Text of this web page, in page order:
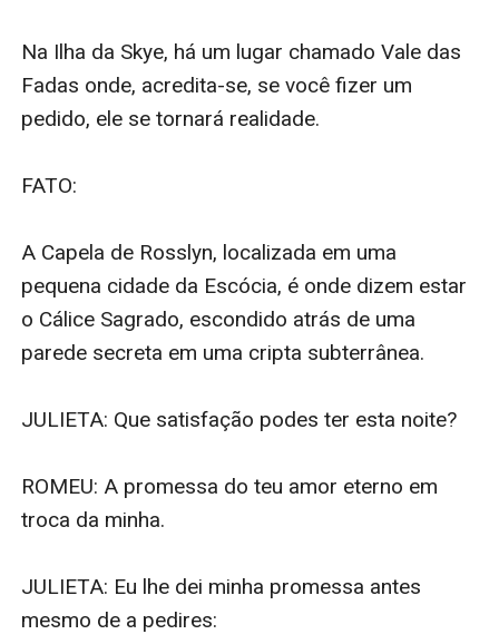
Na Ilha da Skye, há um lugar chamado Vale das
Fadas onde, acredita-se, se você fizer um
pedido, ele se tornará realidade.
FATO:
A Capela de Rosslyn, localizada em uma
pequena cidade da Escócia, é onde dizem estar
o Cálice Sagrado, escondido atrás de uma
parede secreta em uma cripta subterrânea.
JULIETA: Que satisfação podes ter esta noite?
ROMEU: A promessa do teu amor eterno em
troca da minha.
JULIETA: Eu lhe dei minha promessa antes
mesmo de a pedires: